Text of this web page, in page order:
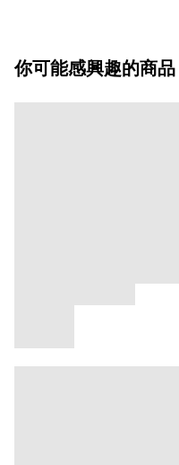
你可能感興趣的商品